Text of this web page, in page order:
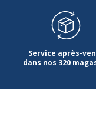
Service après-
dans nos 320